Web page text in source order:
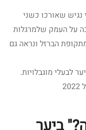
נגיש שאורכו כשני
על העמק שלמרגלות
הברזל ונראה גם
לבעלי מוגבלויות.